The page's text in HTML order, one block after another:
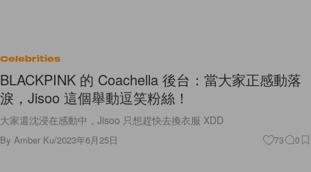
Celebrities
BLACKPINK 的 Coachella 後台：當大家正感動落
淚，Jisoo 這個舉動逗笑粉絲！
大家還沈浸在感動中，Jisoo 只想趕快去換衣服 XDD
By Amber Ku/2023年6月25日 73 0